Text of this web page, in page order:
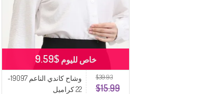
$39.93
$15.99
وشاح كاندي الناعم 19097-
22 كراميل
خاص لليوم $9.59